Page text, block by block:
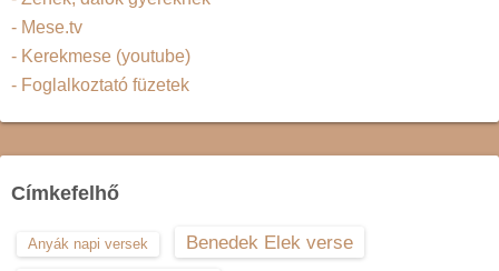
- Mese.tv
- Kerekmese (youtube)
- Foglalkoztató füzetek
Címkefelhő
Anyák napi versek
Benedek Elek verse